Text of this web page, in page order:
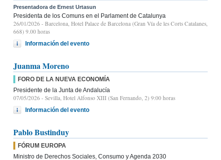
Presentadora de Ernest Urtasun
Presidenta de los Comuns en el Parlament de Catalunya
26/01/2026 - Barcelona, Hotel Palace de Barcelona (Gran Vía de les Corts Catalanes,
668) 9.00 horas
Información del evento
Juanma Moreno
FORO DE LA NUEVA ECONOMÍA
Presidente de la Junta de Andalucía
07/05/2026 - Sevilla, Hotel Alfonso XIII (San Fernando, 2) 9:00 horas
Información del evento
Pablo Bustinduy
FÓRUM EUROPA
Ministro de Derechos Sociales, Consumo y Agenda 2030